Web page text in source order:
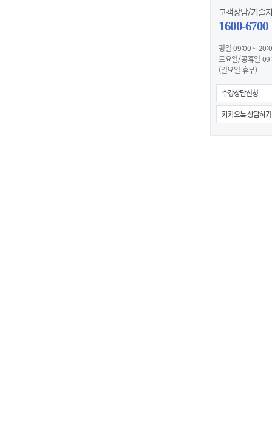
고객상담/기술
1600-6700
평일 09:00 ~
토요일/공휴일
(일요일 휴무)
수강상담신청
카카오톡 상담하기
* 무